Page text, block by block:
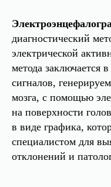
диагностический
электрической
метода заключается
сигналов,
мозга, с помощью
на поверхности
в виде графика,
специалистом для
отклонений и